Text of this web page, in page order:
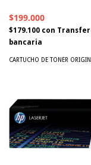
$199.000
$179.100 con
bancaria
CARTUCHO DE TONER